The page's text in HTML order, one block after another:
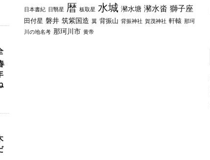
日本書紀 日翳星 暦 板取星 水城 瀦水塘 瀦水畓 獅子座
田付星 磐井 筑紫国造 翼 背振山 背振神社 賀茂神社 軒轅 那珂
川の地名考 那珂川市 黄帝